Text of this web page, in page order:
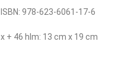
ISBN: 978-623-6061-17-6
x + 46 hlm: 13 cm x 19 cm